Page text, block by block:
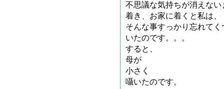
不思議な気持ちが消えない
着き、お家に着くと私は、
そんな事すっかり忘れて
いたのです。。。
すると、
母が
小さく
囁いたのです。